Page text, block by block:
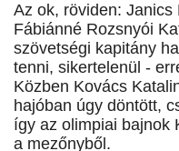
Az ok, röviden:
Fábiánné Rozsnyói
szövetségi kapitány
tenni, sikertelenül -
Közben Kovács
hajóban úgy döntött,
így az olimpiai bajnok
a mezőnyből.